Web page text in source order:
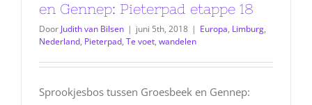
en Gennep: Pieterpad etappe 18
Door Judith van Bilsen | juni 5th, 2018 | Europa, Limburg,
Nederland, Pieterpad, Te voet, wandelen
Sprookjesbos tussen Groesbeek en Gennep: